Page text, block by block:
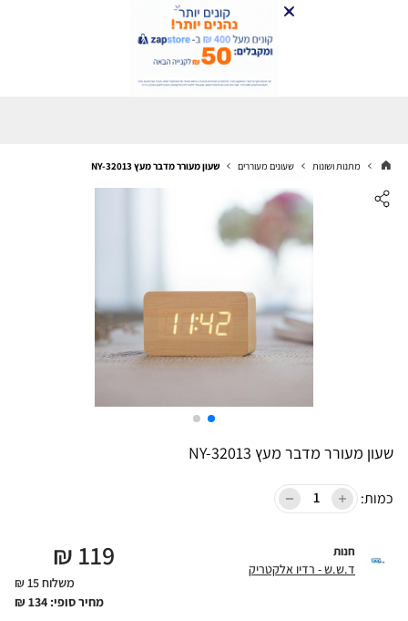
מתנות ושונות שעונים מעוררים שעון מעורר מדבר מעץ NY-32013
שעון מעורר מדבר מעץ NY-32013
כמות:
חנות
ד.ש.ש - רדיו אלקטריק 119
₪
משלוח 15 ₪
מחיר סופי: 134
₪